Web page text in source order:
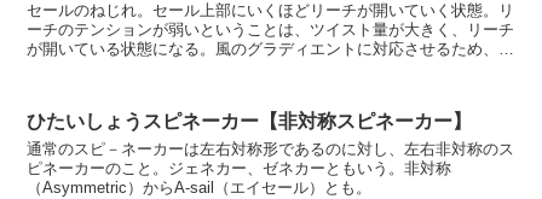
セールのねじれ。セール上部にいくほどリーチが開いていく状態。リ
ーチのテンションが弱いということは、ツイスト量が大きく、リーチ
が開いている状態になる。風のグラディエントに対応させるため、あ
ひたいしょうスピネーカー【非対称スピネーカー】
通常のスピ－ネーカーは左右対称形であるのに対し、左右非対称のス
ピネーカーのこと。ジェネカー、ゼネカーともいう。非対称
（Asymmetric）からA-sail（エイセール）とも。